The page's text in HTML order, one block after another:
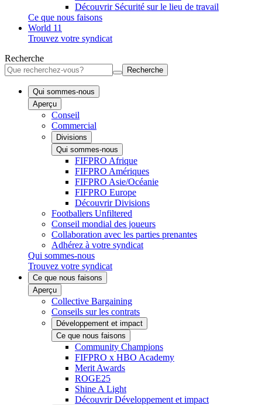
Découvrir Sécurité sur le lieu de travail
Ce que nous faisons
World 11
Trouvez votre syndicat
Recherche
Recherche
Qui sommes-nous
Aperçu
Conseil
Commercial
Divisions
Qui sommes-nous
FIFPRO Afrique
FIFPRO Amériques
FIFPRO Asie/Océanie
FIFPRO Europe
Découvrir Divisions
Footballers Unfiltered
Conseil mondial des joueurs
Collaboration avec les parties prenantes
Adhérez à votre syndicat
Qui sommes-nous
Trouvez votre syndicat
Ce que nous faisons
Aperçu
Collective Bargaining
Conseils sur les contrats
Développement et impact
Ce que nous faisons
Community Champions
FIFPRO x HBO Academy
Merit Awards
ROGE25
Shine A Light
Découvrir Développement et impact